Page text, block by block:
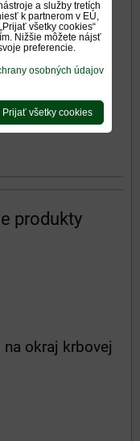
ukončenia skla
hrana, fazeta
produkty
okraj krbovej
a služby tretích
k partnerom v EÚ,
všetky cookies“
Nižšie môžete nájsť
preferencie.
osobných údajov
Prijať všetky cookies